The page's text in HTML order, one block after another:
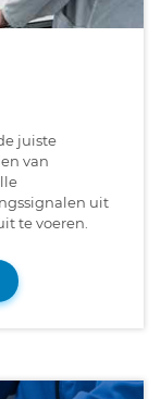
juiste
van
uit
te voeren.